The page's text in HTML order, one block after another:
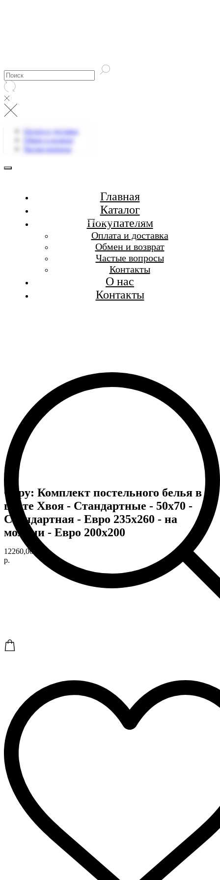
Бесплатная доставка при заказе от 7 000 р.
Оплата и доставка
Обмен и возврат
Частые вопросы
Главная
Каталог
Покупателям
Оплата и доставка
Обмен и возврат
Частые вопросы
Контакты
О нас
Контакты
Copy: Комплект постельного белья в
цвете Хвоя - Стандартные - 50х70 -
Стандартная - Евро 235х260 - на
молнии - Евро 200х200
12260,00
р.